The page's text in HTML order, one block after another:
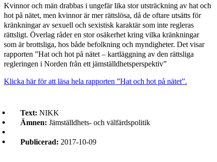
Kvinnor och män drabbas i ungefär lika stor utsträckning av hat och
hot på nätet, men kvinnor är mer rättslösa, då de oftare utsätts för
kränkningar av sexuell och sexistisk karaktär som inte regleras
rättsligt. Överlag råder en stor osäkerhet kring vilka kränkningar
som är brottsliga, hos både befolkning och myndigheter. Det visar
rapporten ”Hat och hot på nätet – kartläggning av den rättsliga
regleringen i Norden från ett jämställdhetsperspektiv”
Klicka här för att läsa hela rapporten ”Hat och hot på nätet”.
Text: NIKK
Ämnen: Jämställdhets- och välfärdspolitik
Publicerad: 2017-10-09